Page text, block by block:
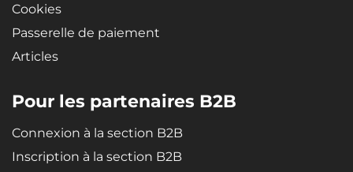
Cookies
Passerelle de paiement
Articles
Pour les partenaires B2B
Connexion à la section B2B
Inscription à la section B2B